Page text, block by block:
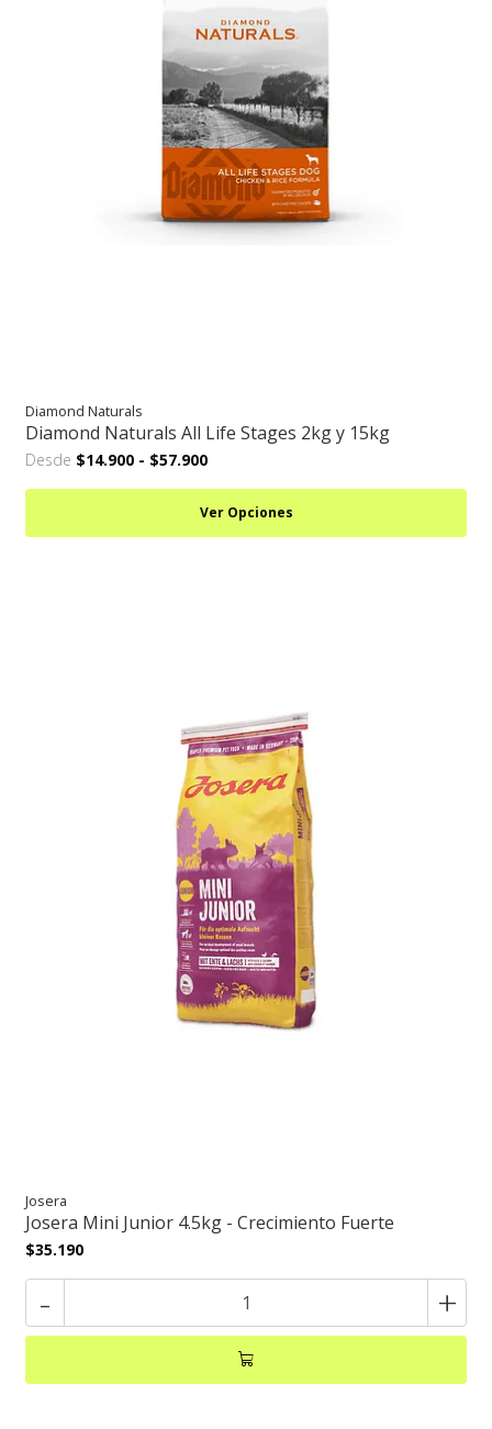
Diamond Naturals
Diamond Naturals All Life Stages 2kg y 15kg
Desde $14.900 - $57.900
Ver Opciones
Josera
Josera Mini Junior 4.5kg - Crecimiento Fuerte
$35.190
- +